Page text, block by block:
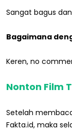
Sangat bagus
Bagaimana
Keren, no
Nonton Film
Setelah
Fakta.id, maka